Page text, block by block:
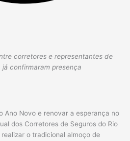
corretores e representantes de
já confirmaram presença
Ano Novo e renovar a esperança no
dos Corretores de Seguros do Rio
o tradicional almoço de